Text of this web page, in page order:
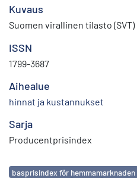
Kuvaus
Suomen virallinen tilasto (SVT)
ISSN
1799-3687
Aihealue
hinnat ja kustannukset
Sarja
Producentprisindex
Avainsanat
basprisindex för hemmamarknaden